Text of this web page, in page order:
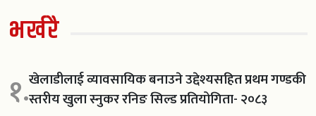
भर्खरै
१.खेलाडीलाई व्यावसायिक बनाउने उद्देश्यसहित प्रथम गण्डकी
स्तरीय खुला स्नुकर रनिङ सिल्ड प्रतियोगिता- २०८३